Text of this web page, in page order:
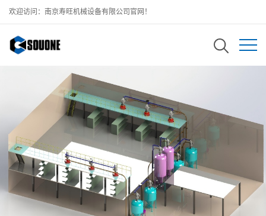
欢迎访问：南京寿旺机械设备有限公司官网！